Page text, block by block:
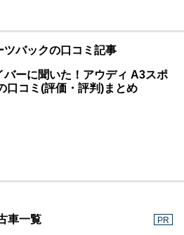
バックの口コミ記事
バーに聞いた！アウディ A3スポ
口コミ(評価・評判)まとめ
車一覧 PR